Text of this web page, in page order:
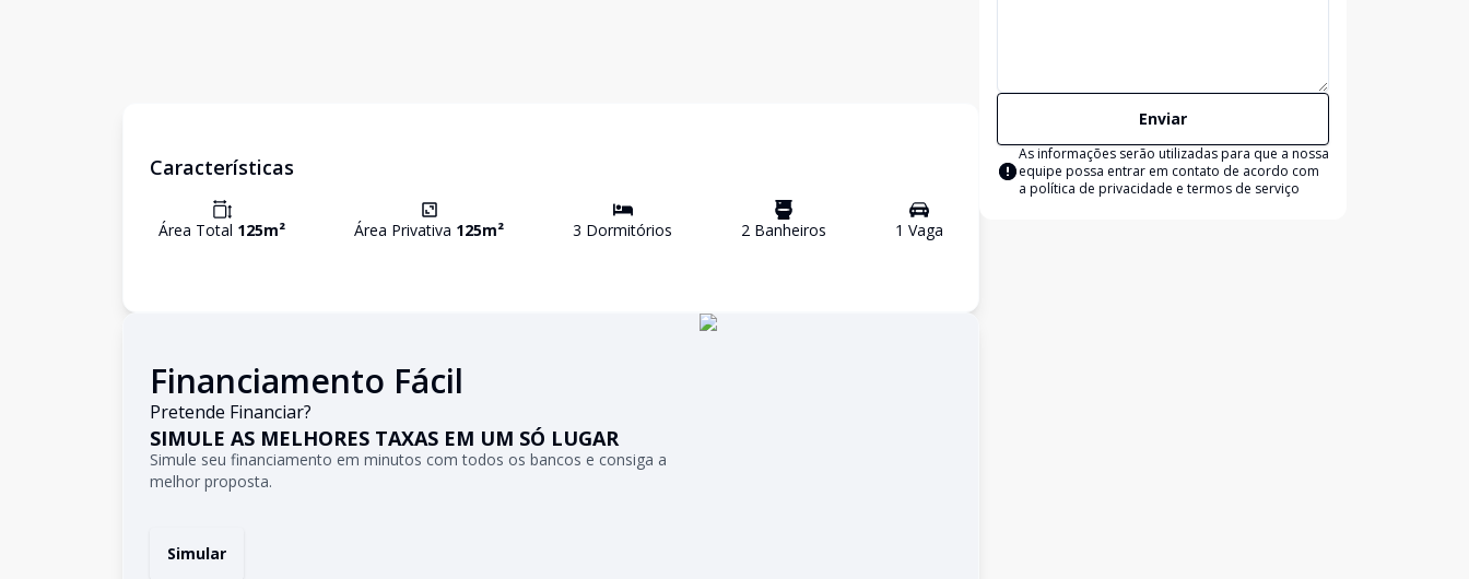
Características
Área Total 125m² Área Privativa 125m² 3 Dormitórios 2 Banheiros 1 Vaga
Financiamento Fácil
Pretende Financiar?
SIMULE AS MELHORES TAXAS EM UM SÓ LUGAR
Simule seu financiamento em minutos com todos os bancos e consiga a
melhor proposta.
Simular
Enviar
As informações serão utilizadas para que a nossa
equipe possa entrar em contato de acordo com
a política de privacidade e termos de serviço